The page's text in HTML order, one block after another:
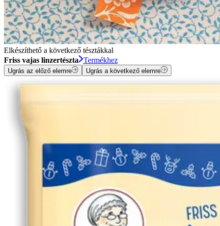
Elkészíthető a következő tésztákkal
Friss vajas linzertészta
Termékhez
Ugrás az előző elemre Ugrás a következő elemre